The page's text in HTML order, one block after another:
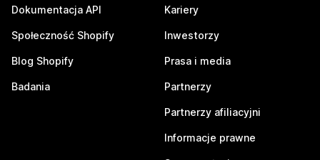
Dokumentacja API
Społeczność Shopify
Blog Shopify
Badania
Kariery
Inwestorzy
Prasa i media
Partnerzy
Partnerzy afiliacyjni
Informacje prawne